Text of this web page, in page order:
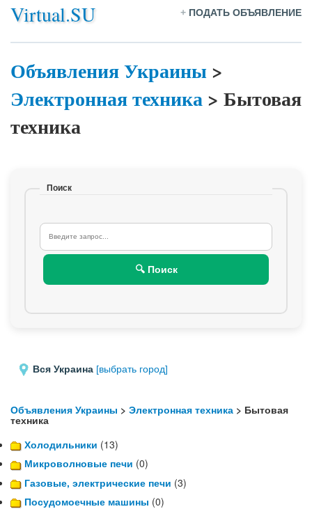
Virtual.SU + ПОДАТЬ ОБЪЯВЛЕНИЕ
Объявления Украины>
Электронная техника> Бытовая
техника
Поиск
🔍 Поиск
Вся Украина [выбрать город]
Объявления Украины > Электронная техника > Бытовая
техника
Холодильники (13)
Микроволновые печи (0)
Газовые, электрические печи (3)
Посудомоечные машины (0)